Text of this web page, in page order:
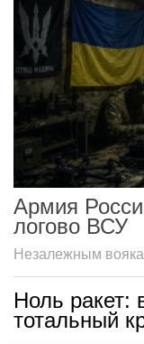
Армия
логово ВСУ
Незалежным
Ноль ракет:
тотальный